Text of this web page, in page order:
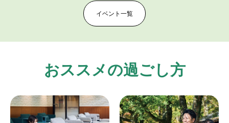
イベント一覧
おススメの過ごし方